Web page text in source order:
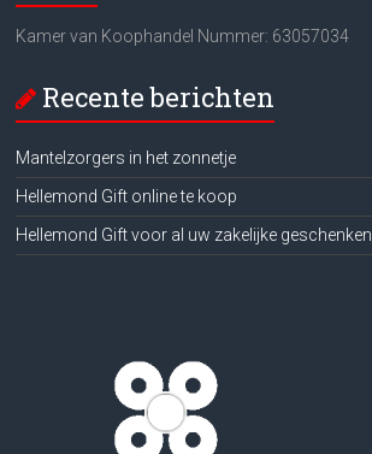
Kamer van Koophandel Nummer: 63057034
Recente berichten
Mantelzorgers in het zonnetje
Hellemond Gift online te koop
Hellemond Gift voor al uw zakelijke geschenken